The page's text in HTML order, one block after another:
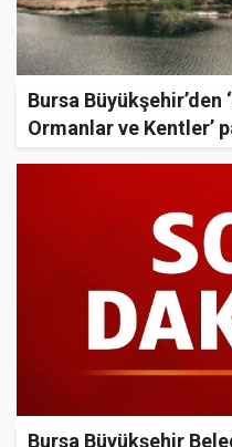
Bursa
Ormanlar ve Kentler’
Bursa Büyükşehir